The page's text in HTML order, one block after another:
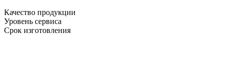
Качество продукции
Уровень сервиса
Срок изготовления